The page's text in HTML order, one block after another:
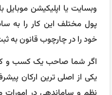
وبسایت یا اپلیکیشن موبایل
پول مختلف این کار را به
خود را در چارچوب قانون به
اگر شما صاحب یک کسب و
یکی از اصلی ترین ارکان